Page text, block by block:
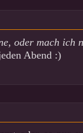
oder mach ich
Abend :)